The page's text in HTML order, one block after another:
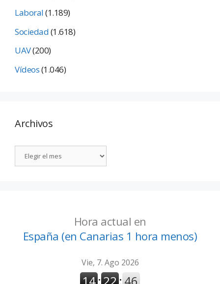
Laboral(1.189)
Sociedad(1.618)
UAV(200)
Vídeos(1.046)
Archivos
Hora actual en
España (en Canarias 1 hora menos)